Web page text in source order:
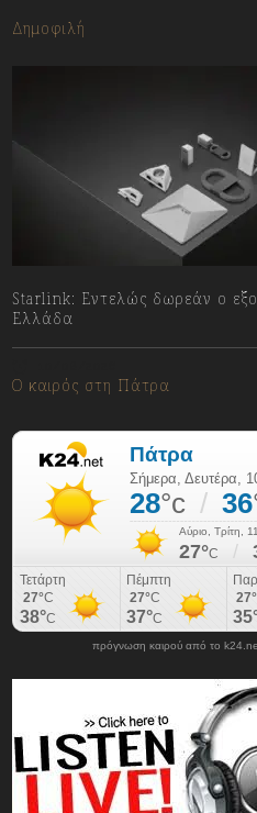
Δημοφιλή
Starlink: Εντελώς δωρεάν ο
Ελλάδα
Ο καιρός στη Πάτρα
πρόγνωση καιρού από το